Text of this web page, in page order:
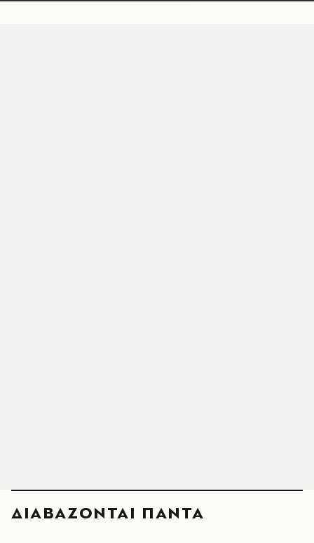
ΔΙΑΒΑΖΟΝΤΑΙ ΠΑΝΤΑ